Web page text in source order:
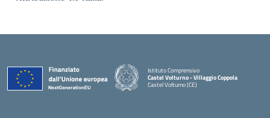
Istituto Comprensivo
Castel Volturno - Villaggio Coppola
Castel Volturno (CE)